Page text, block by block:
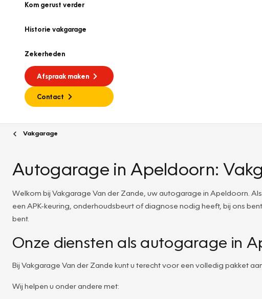
Kom gerust verder
Historie vakgarage
Zekerheden
Afspraak maken
Contact
Vakgarage
Autogarage in Apeldoorn:
Welkom bij Vakgarage Van der Zande, uw autogarage in Apeldoorn.
een APK-keuring, onderhoudsbeurt of diagnose nodig heeft, bij ons
bent.
Onze diensten als autogarage in
Bij Vakgarage Van der Zande kunt u terecht voor een volledig pakket
Wij helpen u onder andere met: